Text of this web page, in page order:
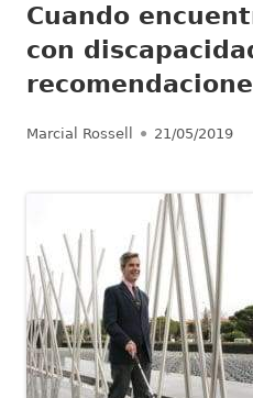
Cuando
con
Autor
Marcial Rossell Publicado
21/05/2019